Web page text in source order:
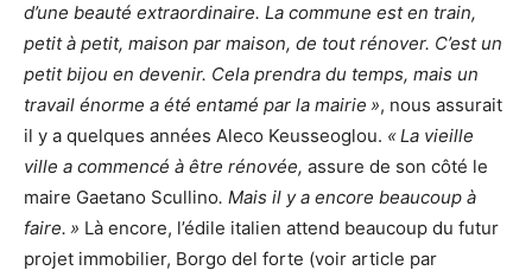
d’une beauté extraordinaire. La commune est en train,
petit à petit, maison par maison, de tout rénover. C’est un
petit bijou en devenir. Cela prendra du temps, mais un
travail énorme a été entamé par la mairie », nous assurait
il y a quelques années Aleco Keusseoglou. « La vieille
ville a commencé à être rénovée, assure de son côté le
maire Gaetano Scullino. Mais il y a encore beaucoup à
faire. » Là encore, l’édile italien attend beaucoup du futur
projet immobilier, Borgo del forte (voir article par